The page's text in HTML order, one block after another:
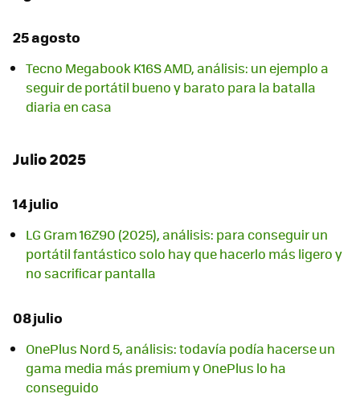
25 agosto
Tecno Megabook K16S AMD, análisis: un ejemplo a
seguir de portátil bueno y barato para la batalla
diaria en casa
Julio 2025
14 julio
LG Gram 16Z90 (2025), análisis: para conseguir un
portátil fantástico solo hay que hacerlo más ligero y
no sacrificar pantalla
08 julio
OnePlus Nord 5, análisis: todavía podía hacerse un
gama media más premium y OnePlus lo ha
conseguido